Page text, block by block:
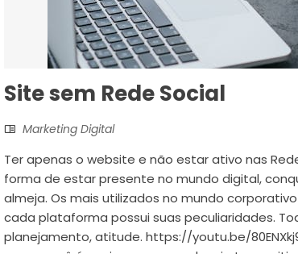
Site sem Rede Social
Marketing Digital
Ter apenas o website e não estar ativo nas
forma de estar presente no mundo digital,
almeja. Os mais utilizados no mundo
cada plataforma possui suas peculiaridades.
planejamento, atitude. https://youtu.be/